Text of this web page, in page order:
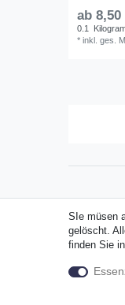
ab 8,50
0.1
*inkl. ges.
SIe müsen
gelöscht.
finden Sie